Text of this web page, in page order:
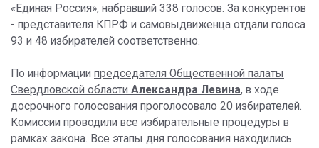
«Единая Россия», набравший 338 голосов. За конкурентов
- представителя КПРФ и самовыдвиженца отдали голоса
93 и 48 избирателей соответственно.
По информации председателя Общественной палаты
Свердловской области Александра Левина, в ходе
досрочного голосования проголосовало 20 избирателей.
Комиссии проводили все избирательные процедуры в
рамках закона. Все этапы дня голосования находились